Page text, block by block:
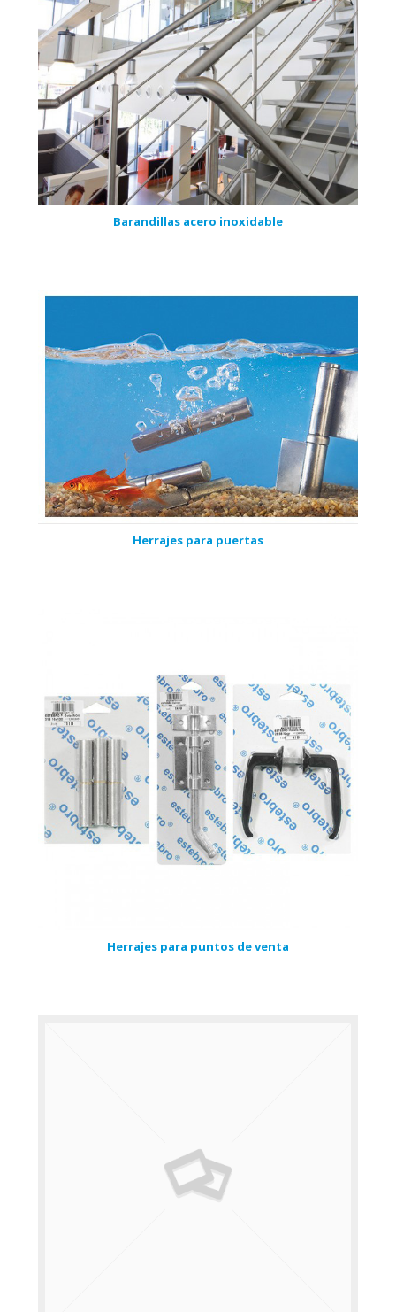
Barandillas acero inoxidable
Herrajes para puertas
Herrajes para puntos de venta